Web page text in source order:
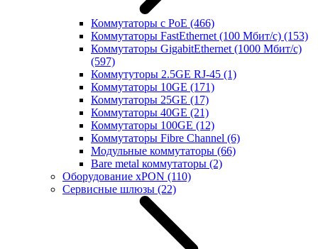
Коммутаторы с PoE (466)
Коммутаторы FastEthernet (100 Мбит/с) (153)
Коммутаторы GigabitEthernet (1000 Мбит/с)
(597)
Коммутуторы 2.5GE RJ-45 (1)
Коммутаторы 10GE (171)
Коммутаторы 25GE (17)
Коммутаторы 40GE (21)
Коммутаторы 100GE (12)
Коммутаторы Fibre Channel (6)
Модульные коммутаторы (66)
Bare metal коммутаторы (2)
Оборудование xPON (110)
Сервисные шлюзы (22)